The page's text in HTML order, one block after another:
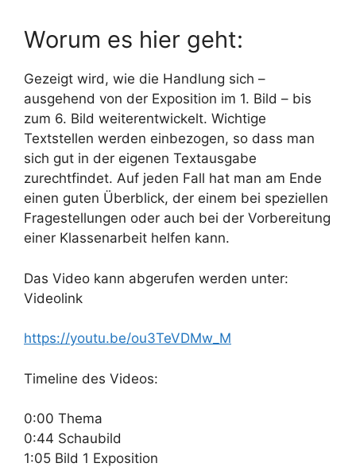
Worum es hier geht:
Gezeigt wird, wie die Handlung sich –
ausgehend von der Exposition im 1. Bild – bis
zum 6. Bild weiterentwickelt. Wichtige
Textstellen werden einbezogen, so dass man
sich gut in der eigenen Textausgabe
zurechtfindet. Auf jeden Fall hat man am Ende
einen guten Überblick, der einem bei speziellen
Fragestellungen oder auch bei der Vorbereitung
einer Klassenarbeit helfen kann.
Das Video kann abgerufen werden unter:
Videolink
https://youtu.be/ou3TeVDMw_M
Timeline des Videos:
0:00 Thema
0:44 Schaubild
1:05 Bild 1 Exposition